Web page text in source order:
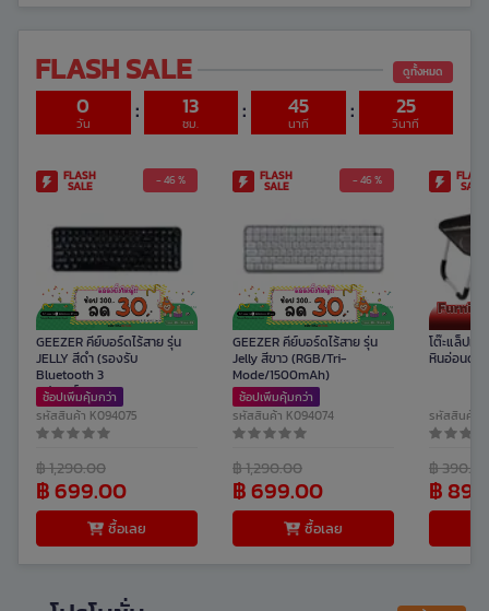
FLASH SALE
0
วัน : 13
ชม. : 45
นาที : 24
วินาที
ดูทั้งหมด
FLASH
SALE - 46 %
GEEZER คีย์บอร์ดไร้สาย รุ่น
JELLY สีดำ (รองรับ
Bluetooth 3
อุปกรณ์/2.4GHz/USB-C)
ช้อปเพิ่มคุ้มกว่า
รหัสสินค้า K094075
฿ 1,290.00
฿ 699.00
ซื้อเลย
FLASH
SALE - 46 %
GEEZER คีย์บอร์ดไร้สาย รุ่น
Jelly สีขาว (RGB/Tri-
Mode/1500mAh)
ช้อปเพิ่มคุ้มกว่า
รหัสสินค้า K094074
฿ 1,290.00
฿ 699.00
ซื้อเลย
FLASH
SALE
โต๊ะแล็ปท็
หินอ่อนดำ
รหัสสินค้า
฿
฿